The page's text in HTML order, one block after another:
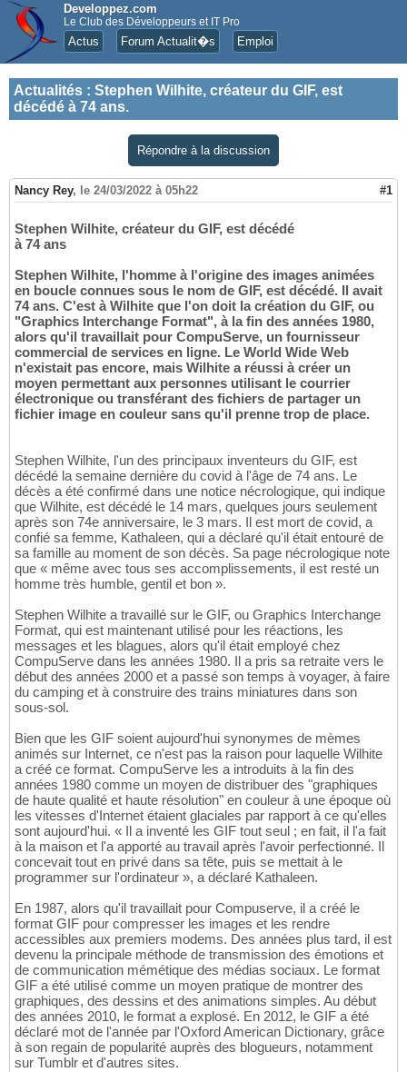
Developpez.com
Le Club des Développeurs et IT Pro
Actus Forum Actualit�s Emploi
Actualités : Stephen Wilhite, créateur du GIF, est
décédé à 74 ans.
Répondre à la discussion
Nancy Rey, le 24/03/2022 à 05h22 #1
Stephen Wilhite, créateur du GIF, est décédé
à 74 ans
Stephen Wilhite, l'homme à l'origine des images animées
en boucle connues sous le nom de GIF, est décédé. Il avait
74 ans. C'est à Wilhite que l'on doit la création du GIF, ou
"Graphics Interchange Format", à la fin des années 1980,
alors qu'il travaillait pour CompuServe, un fournisseur
commercial de services en ligne. Le World Wide Web
n'existait pas encore, mais Wilhite a réussi à créer un
moyen permettant aux personnes utilisant le courrier
électronique ou transférant des fichiers de partager un
fichier image en couleur sans qu'il prenne trop de place.
Stephen Wilhite, l'un des principaux inventeurs du GIF, est
décédé la semaine dernière du covid à l'âge de 74 ans. Le
décès a été confirmé dans une notice nécrologique, qui indique
que Wilhite, est décédé le 14 mars, quelques jours seulement
après son 74e anniversaire, le 3 mars. Il est mort de covid, a
confié sa femme, Kathaleen, qui a déclaré qu'il était entouré de
sa famille au moment de son décès. Sa page nécrologique note
que « même avec tous ses accomplissements, il est resté un
homme très humble, gentil et bon ».
Stephen Wilhite a travaillé sur le GIF, ou Graphics Interchange
Format, qui est maintenant utilisé pour les réactions, les
messages et les blagues, alors qu'il était employé chez
CompuServe dans les années 1980. Il a pris sa retraite vers le
début des années 2000 et a passé son temps à voyager, à faire
du camping et à construire des trains miniatures dans son
sous-sol.
Bien que les GIF soient aujourd'hui synonymes de mèmes
animés sur Internet, ce n'est pas la raison pour laquelle Wilhite
a créé ce format. CompuServe les a introduits à la fin des
années 1980 comme un moyen de distribuer des "graphiques
de haute qualité et haute résolution" en couleur à une époque où
les vitesses d'Internet étaient glaciales par rapport à ce qu'elles
sont aujourd'hui. « Il a inventé les GIF tout seul ; en fait, il l'a fait
à la maison et l'a apporté au travail après l'avoir perfectionné. Il
concevait tout en privé dans sa tête, puis se mettait à le
programmer sur l'ordinateur », a déclaré Kathaleen.
En 1987, alors qu'il travaillait pour Compuserve, il a créé le
format GIF pour compresser les images et les rendre
accessibles aux premiers modems. Des années plus tard, il est
devenu la principale méthode de transmission des émotions et
de communication mémétique des médias sociaux. Le format
GIF a été utilisé comme un moyen pratique de montrer des
graphiques, des dessins et des animations simples. Au début
des années 2010, le format a explosé. En 2012, le GIF a été
déclaré mot de l'année par l'Oxford American Dictionary, grâce
à son regain de popularité auprès des blogueurs, notamment
sur Tumblr et d'autres sites.